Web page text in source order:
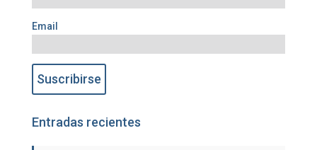
Email
Entradas recientes